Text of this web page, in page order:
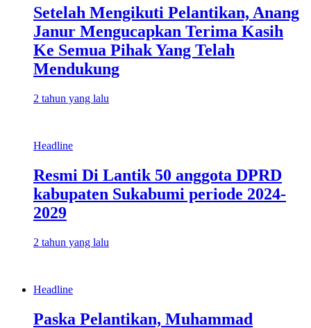
Setelah Mengikuti Pelantikan, Anang
Janur Mengucapkan Terima Kasih
Ke Semua Pihak Yang Telah
Mendukung
2 tahun yang lalu
Headline
Resmi Di Lantik 50 anggota DPRD
kabupaten Sukabumi periode 2024-
2029
2 tahun yang lalu
Headline
Paska Pelantikan, Muhammad